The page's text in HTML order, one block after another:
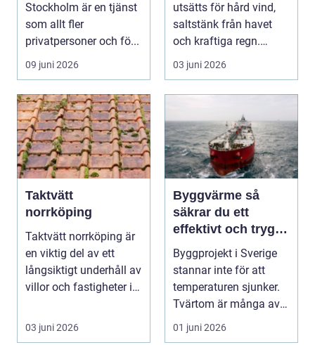
Stockholm är en tjänst
som allt fler
privatpersoner och fö...
09 juni 2026
utsätts för hård vind,
saltstänk från havet
och kraftiga regn.
Taket behöver vara...
03 juni 2026
Taktvätt
norrköping
Taktvätt norrköping är
en viktig del av ett
långsiktigt underhåll av
villor och fastigheter i
03 juni 2026
Byggvärme så
säkrar du ett
effektivt och tryggt
klimat på
byggarbetsplatsen
Byggprojekt i Sverige
stannar inte för att
temperaturen sjunker.
Tvärtom är många av
de mest tidskri...
01 juni 2026